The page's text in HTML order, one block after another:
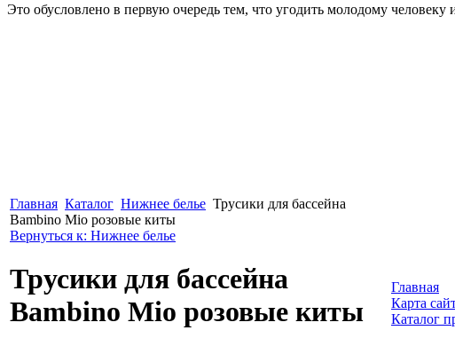
Это обусловлено в первую очередь тем, что угодить молодому
Главная Каталог Нижнее белье Трусики для бассейна
Bambino Mio розовые киты
Вернуться к: Нижнее белье
Трусики для бассейна
Bambino Mio розовые киты
Главная
Карта
Каталог